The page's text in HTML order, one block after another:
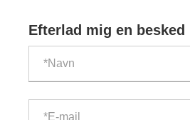
Efterlad mig en besked